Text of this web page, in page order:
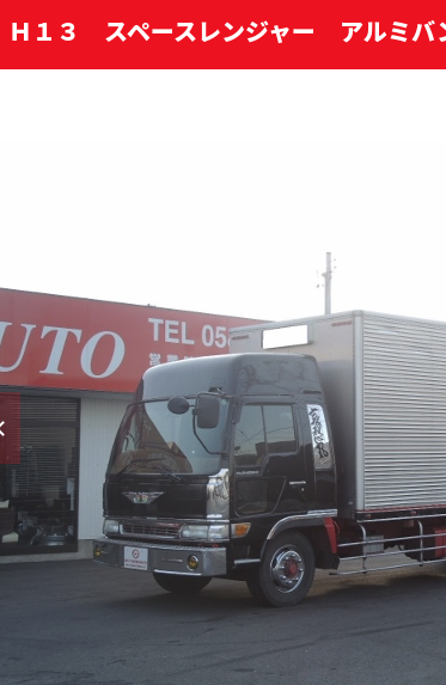
Ｈ１３ スペースレンジャー アルミ